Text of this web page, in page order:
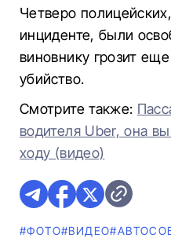
Четверо
инциденте, были
виновнику грозит
убийство.
Смотрите также:
водителя Uber, она
ходу (видео)
#ФОТО#ВИДЕО